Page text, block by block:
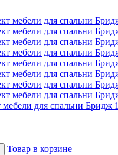
для спальни Бридж 1
Товар в корзине